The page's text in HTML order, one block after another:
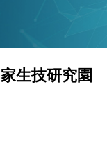
生技研究園